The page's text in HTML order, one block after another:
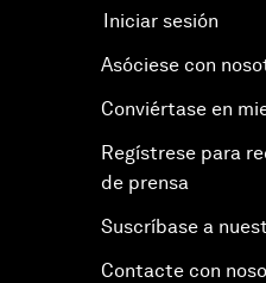
Iniciar sesión
Asóciese con
Conviértase en
Regístrese para
de prensa
Suscríbase a
Contacte con